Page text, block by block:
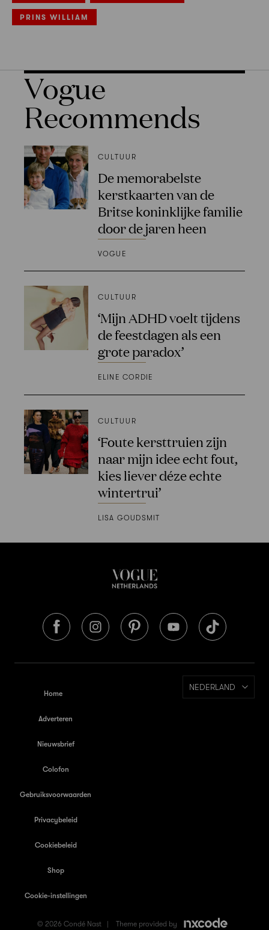
PRINS WILLIAM
Vogue
Recommends
CULTUUR
De memorabelste
kerstkaarten van de
Britse koninklijke familie
door de jaren heen
VOGUE
CULTUUR
‘Mijn ADHD voelt tijdens
de feestdagen als een
grote paradox’
ELINE CORDIE
CULTUUR
‘Foute kersttruien zijn
naar mijn idee echt fout,
kies liever déze echte
wintertrui’
LISA GOUDSMIT
Home
Adverteren
Nieuwsbrief
Colofon
Gebruiksvoorwaarden
Privacybeleid
Cookiebeleid
Shop
Cookie-instellingen
NEDERLAND
© 2026 Condé Nast | Theme provided by